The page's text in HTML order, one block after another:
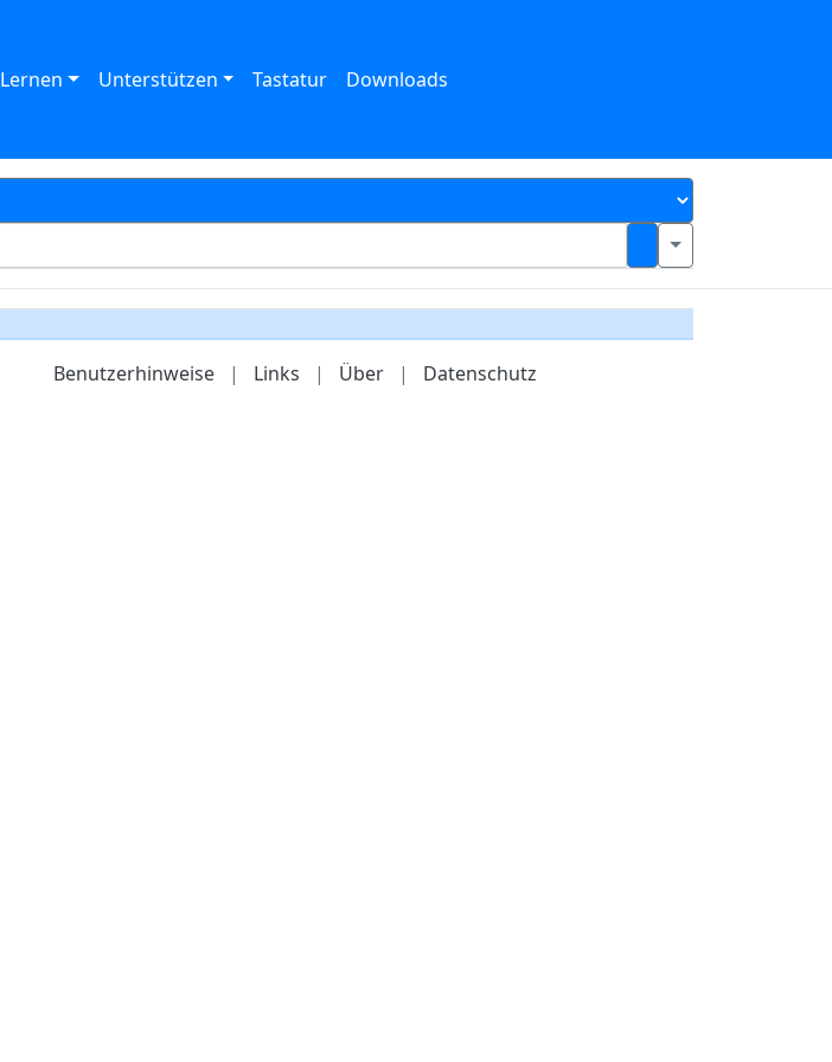
Lernen Unterstützen Tastatur Downloads
Benutzerhinweise | Links | Über | Datenschutz